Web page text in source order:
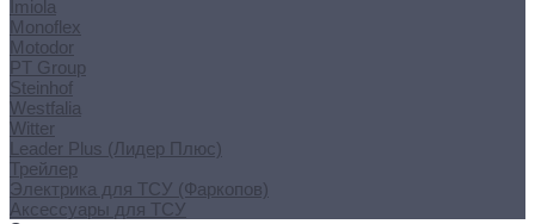
Imiola
Monoflex
Motodor
PT Group
Steinhof
Westfalia
Witter
Leader Plus (Лидер Плюс)
Трейлер
Электрика для ТСУ (Фаркопов)
Аксессуары для ТСУ